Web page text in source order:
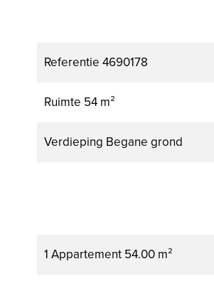
Referentie 4690178
Ruimte 54 m²
Verdieping Begane grond
1 Appartement 54.00 m²